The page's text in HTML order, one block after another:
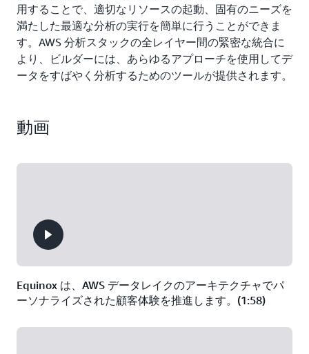
用することで、適切なリソースの起動、固有のニーズを
満たした最適な分析の実行を簡単に行うことができま
す。AWS 分析スタックの全レイヤー間の緊密な統合に
より、ビルダーには、あらゆるアプローチを使用してデ
ータをすばやく分析するためのツールが提供されます。
動画
Equinox は、AWS データレイクのアーキテクチャでパ
ーソナライズされた顧客体験を推進します。(1:58)